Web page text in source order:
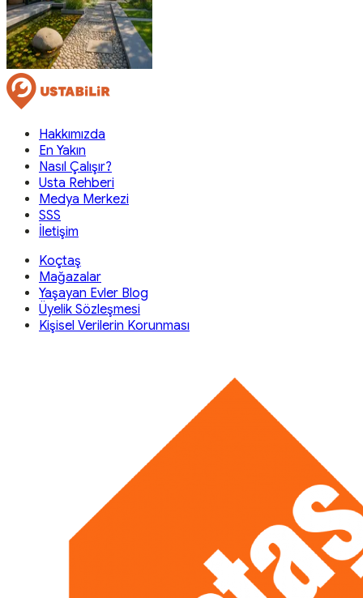
Hakkımızda
En Yakın
Nasıl Çalışır?
Usta Rehberi
Medya Merkezi
SSS
İletişim
Koçtaş
Mağazalar
Yaşayan Evler Blog
Üyelik Sözleşmesi
Kişisel Verilerin Korunması